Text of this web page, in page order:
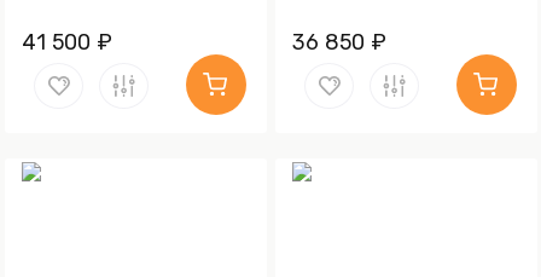
коричневая, Алюминий)
41 500 ₽ 36 850 ₽